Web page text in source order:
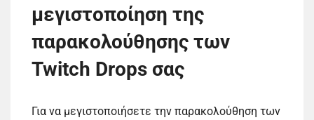
μεγιστοποίηση της
παρακολούθησης των
Twitch Drops σας
Για να μεγιστοποιήσετε την παρακολούθηση των